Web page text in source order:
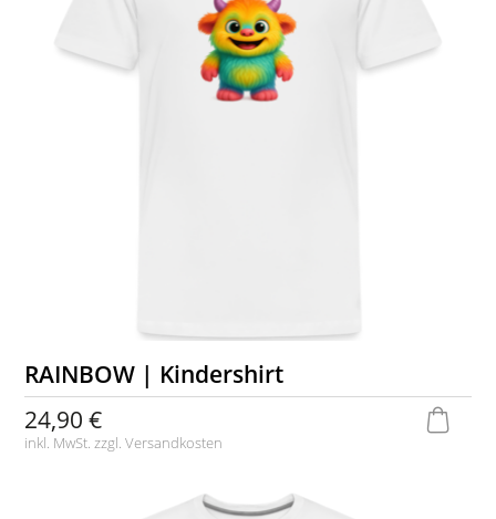
RAINBOW | Kindershirt
24,90 €
inkl. MwSt. zzgl.Versandkosten